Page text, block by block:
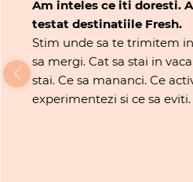
Am inteles ce iti doresti.
testat destinatiile Fresh.
Stim unde sa te trimitem
sa mergi. Cat sa stai in
stai. Ce sa mananci. Ce
experimentezi si ce sa eviti.